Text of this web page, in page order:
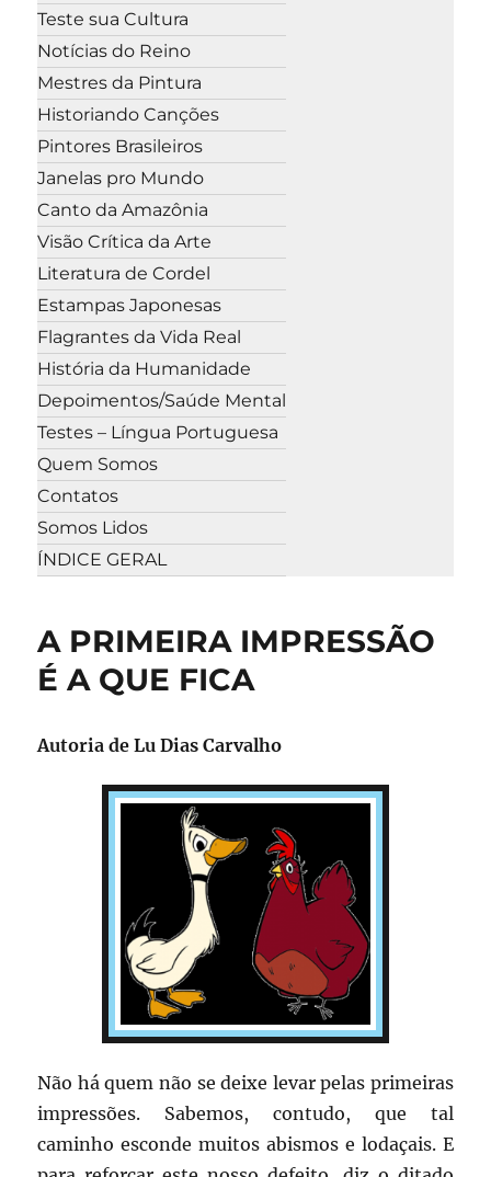
Teste sua Cultura
Notícias do Reino
Mestres da Pintura
Historiando Canções
Pintores Brasileiros
Janelas pro Mundo
Canto da Amazônia
Visão Crítica da Arte
Literatura de Cordel
Estampas Japonesas
Flagrantes da Vida Real
História da Humanidade
Depoimentos/Saúde Mental
Testes – Língua Portuguesa
Quem Somos
Contatos
Somos Lidos
ÍNDICE GERAL
A PRIMEIRA IMPRESSÃO
É A QUE FICA
Autoria deLu Dias Carvalho
Não há quem não se deixe levar pelas primeiras
impressões. Sabemos, contudo, que tal
caminho esconde muitos abismos e lodaçais. E